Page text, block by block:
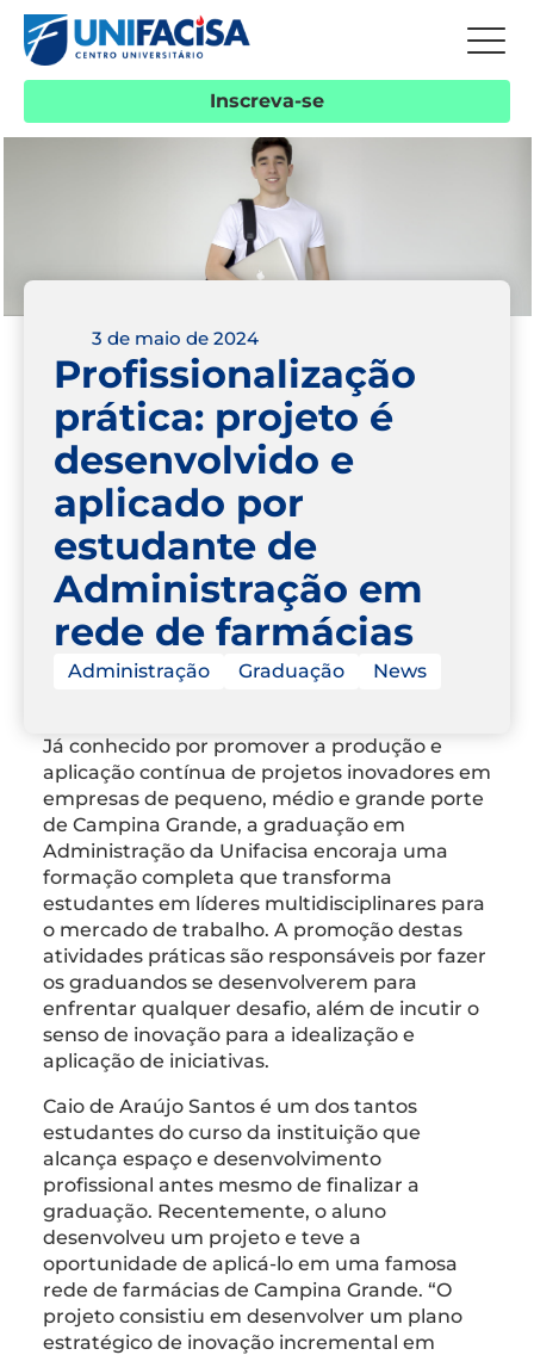
Inscreva-se
3 de maio de 2024
Profissionalização
prática: projeto é
desenvolvido e
aplicado por
estudante de
Administração em
rede de farmácias
Administração Graduação News
Já conhecido por promover a produção e
aplicação contínua de projetos inovadores em
empresas de pequeno, médio e grande porte
de Campina Grande, a graduação em
Administração da Unifacisa encoraja uma
formação completa que transforma
estudantes em líderes multidisciplinares para
o mercado de trabalho. A promoção destas
atividades práticas são responsáveis por fazer
os graduandos se desenvolverem para
enfrentar qualquer desafio, além de incutir o
senso de inovação para a idealização e
aplicação de iniciativas.
Caio de Araújo Santos é um dos tantos
estudantes do curso da instituição que
alcança espaço e desenvolvimento
profissional antes mesmo de finalizar a
graduação. Recentemente, o aluno
desenvolveu um projeto e teve a
oportunidade de aplicá-lo em uma famosa
rede de farmácias de Campina Grande. “O
projeto consistiu em desenvolver um plano
estratégico de inovação incremental em